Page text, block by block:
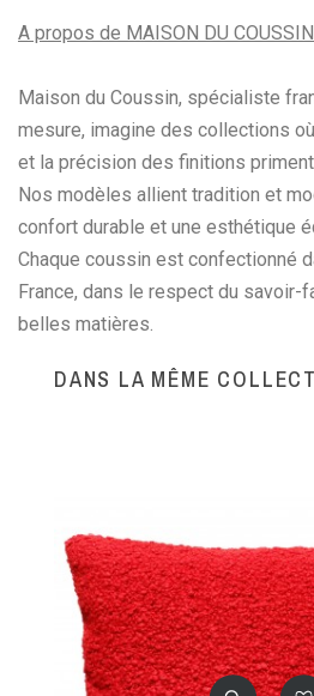
A propos de MAISON DU
Maison du Coussin, spécialiste
mesure, imagine des collections
et la précision des finitions
Nos modèles allient tradition et
confort durable et une esthétique
Chaque coussin est confectionné
France, dans le respect du savoir-
belles matières.
DANS LA MÊME